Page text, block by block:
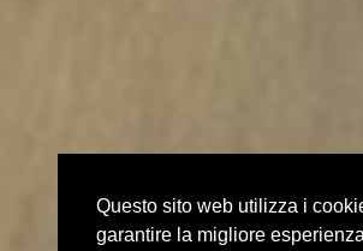
Questo sito web utilizza i
garantire la migliore